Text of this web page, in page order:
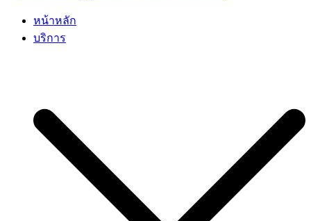
เกศา คลินิก – kesa hair clinic
kesa hair ปลูกผม ปลูกคิ้ว รักษาผมร่วง ผมบาง
หน้าหลัก
บริการ